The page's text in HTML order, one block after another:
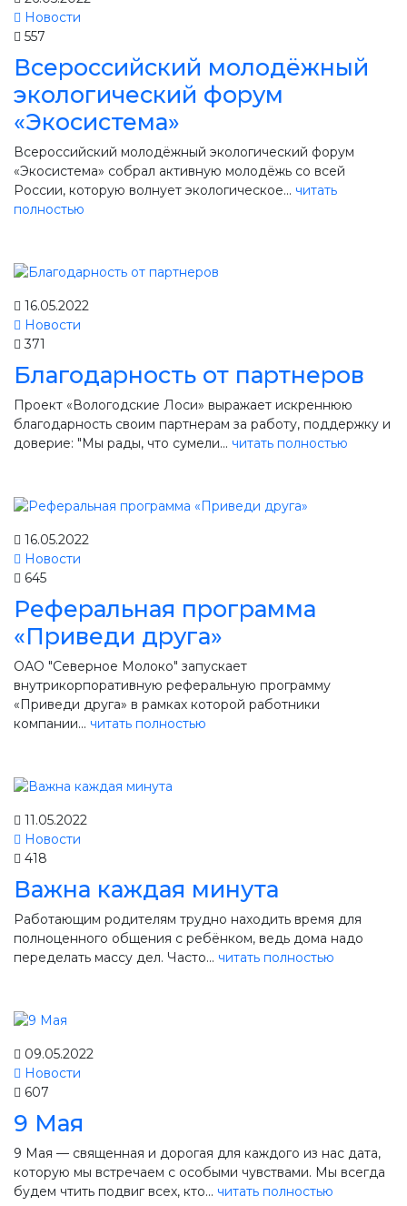
Новости
557
Всероссийский молодёжный
экологический форум
«Экосистема»
Всероссийский молодёжный экологический форум
«Экосистема» собрал активную молодёжь со всей
России, которую волнует экологическое... читать
полностью
16.05.2022
Новости
371
Благодарность от партнеров
Проект «Вологодские Лоси» выражает искреннюю
благодарность своим партнерам за работу, поддержку и
доверие: "Мы рады, что сумели... читать полностью
16.05.2022
Новости
645
Реферальная программа
«Приведи друга»
ОАО "Северное Молоко" запускает
внутрикорпоративную реферальную программу
«Приведи друга» в рамках которой работники
компании... читать полностью
11.05.2022
Новости
418
Важна каждая минута
Работающим родителям трудно находить время для
полноценного общения с ребёнком, ведь дома надо
переделать массу дел. Часто... читать полностью
09.05.2022
Новости
607
9 Мая
9 Мая — священная и дорогая для каждого из нас дата,
которую мы встречаем с особыми чувствами. Мы всегда
будем чтить подвиг всех, кто... читать полностью